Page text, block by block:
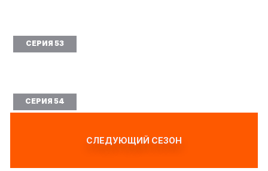
СЕРИЯ 53
СЕРИЯ 54
СЛЕДУЮЩИЙ СЕЗОН